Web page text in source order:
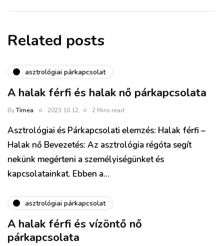
Related posts
asztrológiai párkapcsolat
A halak férfi és halak nő párkapcsolata
ByTímea 2023.10.12. 2 Mins read
Asztrológiai és Párkapcsolati elemzés: Halak férfi –
Halak nő Bevezetés: Az asztrológia régóta segít
nekünk megérteni a személyiségünket és
kapcsolatainkat. Ebben a…
asztrológiai párkapcsolat
A halak férfi és vízöntő nő
párkapcsolata